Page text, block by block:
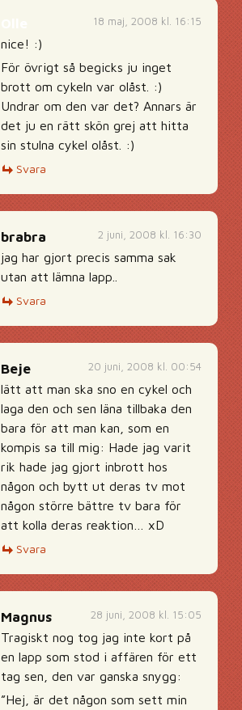
18 maj, 2008 kl. 16:15
nice! :)
För övrigt så begicks ju inget
brott om cykeln var olåst. :)
Undrar om den var det? Annars är
det ju en rätt skön grej att hitta
sin stulna cykel olåst. :)
Svara
2 juni, 2008 kl. 16:30
brabra
jag har gjort precis samma sak
utan att lämna lapp..
Svara
20 juni, 2008 kl. 00:54
Beje
lätt att man ska sno en cykel och
laga den och sen läna tillbaka den
bara för att man kan, som en
kompis sa till mig: Hade jag varit
rik hade jag gjort inbrott hos
någon och bytt ut deras tv mot
någon större bättre tv bara för
att kolla deras reaktion… xD
Svara
28 juni, 2008 kl. 15:05
Magnus
Tragiskt nog tog jag inte kort på
en lapp som stod i affären för ett
tag sen, den var ganska snygg:
”Hej, är det någon som sett min